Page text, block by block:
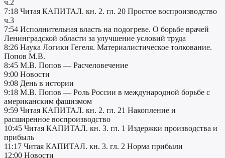
ч.2
7:18 Читая КАПИТАЛ. кн. 2. гл. 20 Простое воспроизводство
ч.3
7:54 Исполнительная власть на подогреве. О борьбе врачей
Ленинградской области за улучшение условий труда
8:26 Наука Логики Гегеля. Материалистическое толкование.
Попов М.В.
8:45 М.В. Попов — Расчеловечение
9:00 Новости
9:08 День в истории
9:18 М.В. Попов — Роль России в международной борьбе с
американским фашизмом
9:59 Читая КАПИТАЛ. кн. 2. гл. 21 Накопление и
расширенное воспроизводство
10:45 Читая КАПИТАЛ. кн. 3. гл. 1 Издержки производства и
прибыль
11:17 Читая КАПИТАЛ. кн. 3. гл. 2 Норма прибыли
12:00 Новости